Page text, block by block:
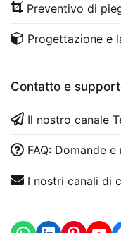
Preventivo di
Progettazione e
Contatto e
Il nostro canale
FAQ: Domande
I nostri canali di
WhatsApp